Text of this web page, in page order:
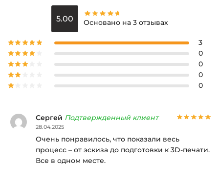
5.00 Основано на 3 отзывах
3
0
0
0
0
Сергей Подтвержденный клиент
28.04.2025
Очень понравилось, что показали весь
процесс – от эскиза до подготовки к 3D-печати.
Все в одном месте.